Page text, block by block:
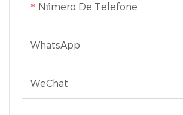
Número De Telefone
WhatsApp
WeChat